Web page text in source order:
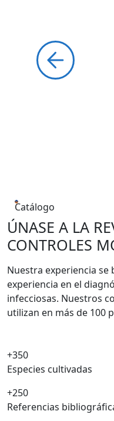
Catálogo
ÚNASE A LA
CONTROLES
Nuestra experiencia se
experiencia en el
infecciosas. Nuestros
utilizan en más de 100
+350
Especies cultivadas
+250
Referencias